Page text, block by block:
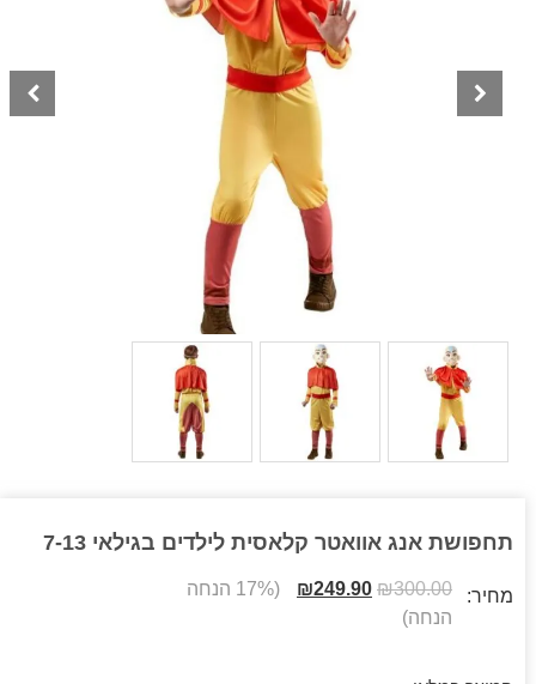
תחפושת אנג אוואטר קלאסית לילדים בגילאי 7-13
מחיר: ₪300.00
₪249.90
(17% הנחה
הנחה)